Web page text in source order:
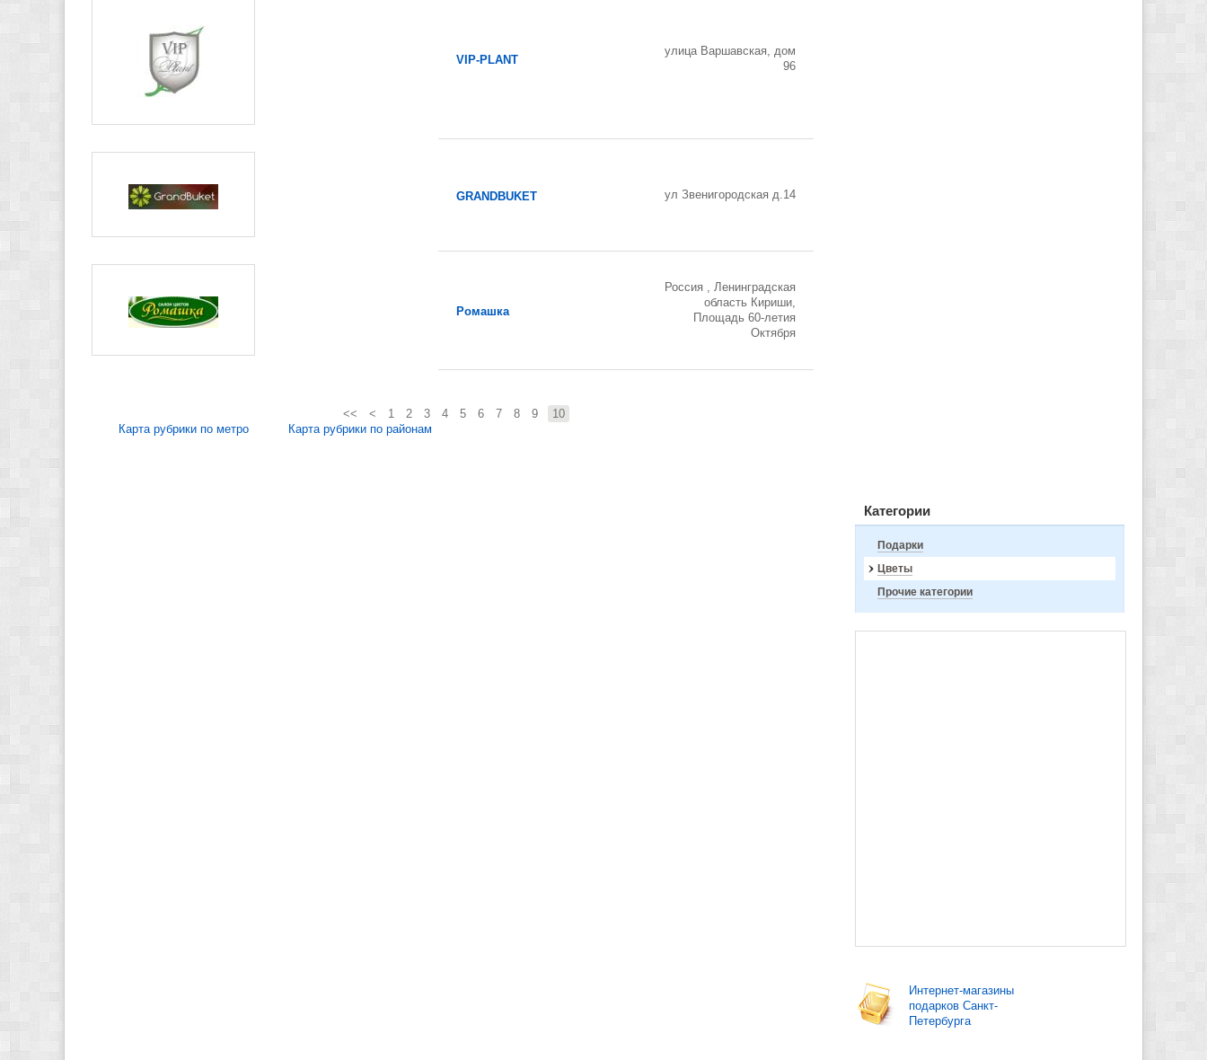
Категории
Подарки
Цветы
Прочие категории
Интернет-магазины
подарков Санкт-
Петербурга
VIP-PLANT
улица Варшавская, дом
96
GRANDBUKET ул Звенигородская д.14
Ромашка
Россия , Ленинградская
область Кириши,
Площадь 60-летия
Октября
<< < 1 2 3 4 5 6 7 8 9
10
Карта рубрики по метро
Карта рубрики по районам